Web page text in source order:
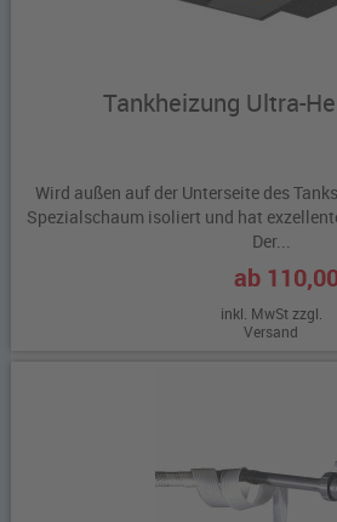
Tankheizung Ultra-
Wird außen auf der Unterseite des
Spezialschaum isoliert und hat
Der...
ab
inkl. MwSt zzgl.
Versand